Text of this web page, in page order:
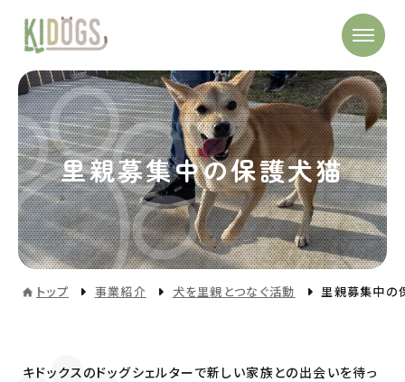
里親募集中の保護犬猫
トップ 事業紹介 犬を里親とつなぐ活動 里親募集中の
キドックスのドッグシェルターで新しい家族との出会いを待っ